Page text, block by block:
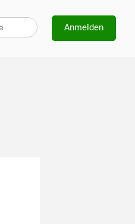
Anmelden